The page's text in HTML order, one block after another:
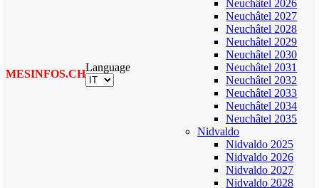
MESINFOS.CH
Language
Neuchâtel 2026
Neuchâtel 2027
Neuchâtel 2028
Neuchâtel 2029
Neuchâtel 2030
Neuchâtel 2031
Neuchâtel 2032
Neuchâtel 2033
Neuchâtel 2034
Neuchâtel 2035
Nidvaldo
Nidvaldo 2025
Nidvaldo 2026
Nidvaldo 2027
Nidvaldo 2028